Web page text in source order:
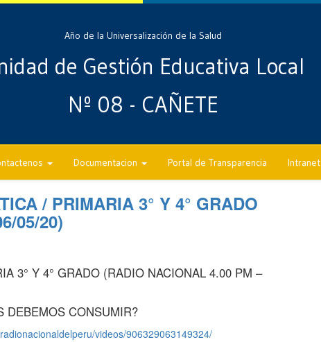
Año de la Universalización de la Salud
de Gestión Educativa Local
Nº 08 - CAÑETE
Documentacion Portal de Transparencia Intranet
/ PRIMARIA 3° Y 4° GRADO
05/20)
3° Y 4° GRADO (RADIO NACIONAL 4.00 PM –
DEBEMOS CONSUMIR?
videos/906329063149324/